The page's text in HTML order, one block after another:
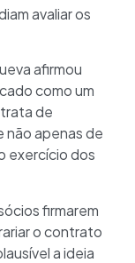
avaliar os
afirmou
como um
de
não apenas de
exercício dos
firmarem
o contrato
a ideia